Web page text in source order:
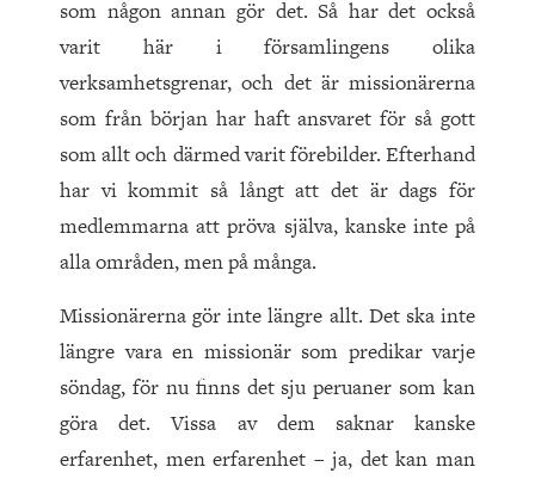
som någon annan gör det. Så har det också
varit här i församlingens olika
verksamhetsgrenar, och det är missionärerna
som från början har haft ansvaret för så gott
som allt och därmed varit förebilder. Efterhand
har vi kommit så långt att det är dags för
medlemmarna att pröva själva, kanske inte på
alla områden, men på många.
Missionärerna gör inte längre allt. Det ska inte
längre vara en missionär som predikar varje
söndag, för nu finns det sju peruaner som kan
göra det. Vissa av dem saknar kanske
erfarenhet, men erfarenhet – ja, det kan man